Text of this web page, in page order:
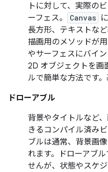
トに対して、実際の
ーフェス。
Canvas
長方形、テキストな
描画用のメソッドが
やサーフェスにバイ
2D オブジェクトを画
ルで簡単な方法です
ドローアブル
背景やタイトルなど
きるコンパイル済み
ブルは通常、背景画
れます。ドローアブ
せんが、状態やスケ